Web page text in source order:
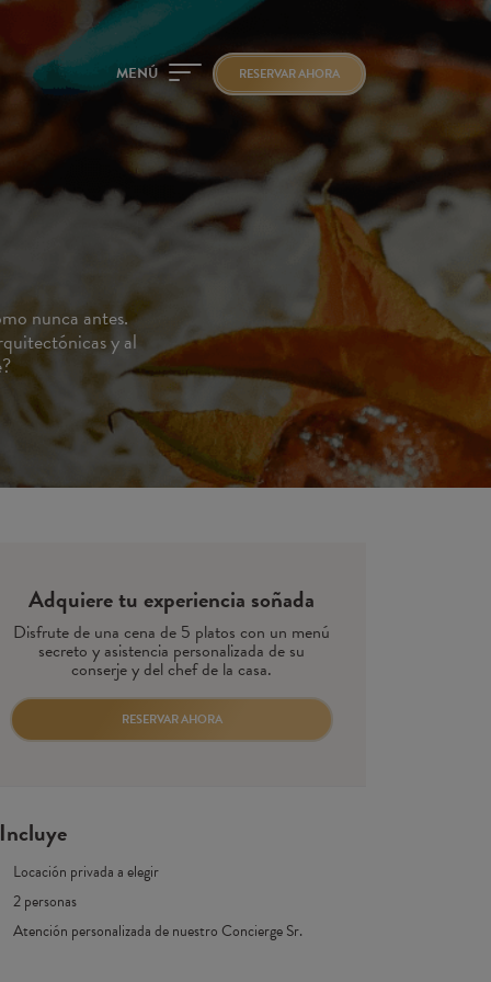
MENÚ RESERVAR AHORA
nunca antes.
y al
Adquiere tu experiencia soñada
Disfrute de una cena de 5 platos con un menú
secreto y asistencia personalizada de su
conserje y del chef de la casa.
RESERVAR AHORA
Incluye
Locación privada a elegir
2 personas
Atención personalizada de nuestro Concierge Sr.